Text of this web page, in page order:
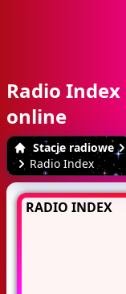
Radio
online
Stacje radiowe
Radio Index
RADIO INDEX